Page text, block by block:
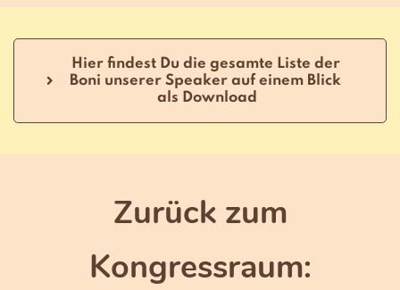
Hier findest Du die gesamte Liste der
Boni unserer Speaker auf einem Blick
als Download
Zurück zum
Kongressraum: